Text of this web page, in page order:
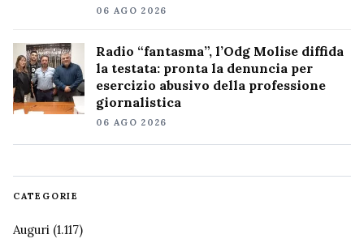
06 AGO 2026
Radio “fantasma”, l’Odg Molise diffida
la testata: pronta la denuncia per
esercizio abusivo della professione
giornalistica
06 AGO 2026
CATEGORIE
Auguri (1.117)